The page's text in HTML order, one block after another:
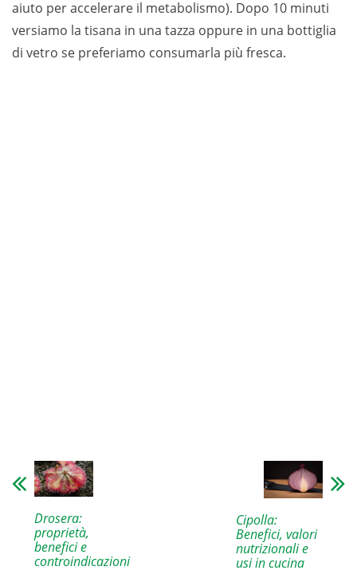
aiuto per accelerare il metabolismo). Dopo 10 minuti
versiamo la tisana in una tazza oppure in una bottiglia
di vetro se preferiamo consumarla più fresca.
Drosera:
proprietà,
benefici e
controindicazioni
Cipolla:
Benefici, valori
nutrizionali e
usi in cucina